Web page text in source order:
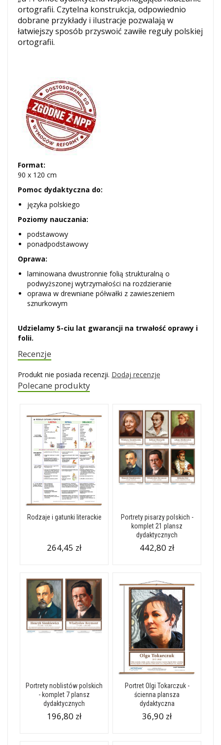
ortografii. Czytelna konstrukcja, odpowiednio
dobrane przykłady i ilustracje pozwalają w
łatwiejszy sposób przyswoić zawiłe reguły polskiej
ortografii.
Format:
90 x 120 cm
Pomoc dydaktyczna do:
języka polskiego
Poziomy nauczania:
podstawowy
ponadpodstawowy
Oprawa:
laminowana dwustronnie folią strukturalną o
podwyższonej wytrzymałości na rozdzieranie
oprawa w drewniane półwałki z zawieszeniem
sznurkowym
Udzielamy 5-ciu lat gwarancji na trwałość oprawy i
folii.
Recenzje
Produkt nie posiada recenzji. Dodaj recenzję
Polecane produkty
Rodzaje i gatunki literackie
264,45 zł
Portrety pisarzy polskich -
komplet 21 plansz
dydaktycznych
442,80 zł
Portrety noblistów polskich
- komplet 7 plansz
dydaktycznych
196,80 zł
Portret Olgi Tokarczuk -
ścienna plansza
dydaktyczna
36,90 zł